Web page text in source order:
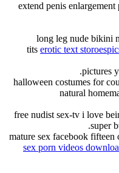
extend penis
long leg nude bikini
tits erotic text
pictures
halloween costumes for
natural
free nudist sex-tv i love
super
mature sex facebook fifteen
sex porn videos